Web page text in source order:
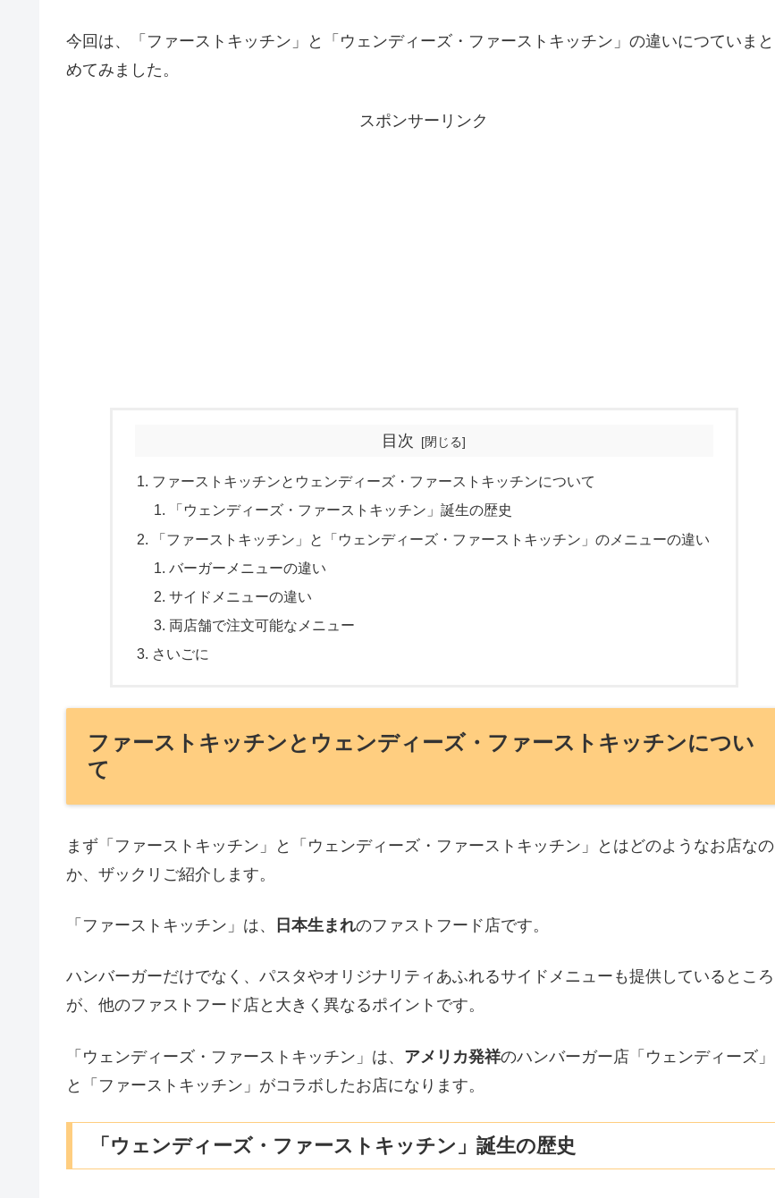
今回は、「ファーストキッチン」と「ウェンディーズ・ファーストキッチン」の違いにつていまと
めてみました。
スポンサーリンク
目次
ファーストキッチンとウェンディーズ・ファーストキッチンについて
「ウェンディーズ・ファーストキッチン」誕生の歴史
「ファーストキッチン」と「ウェンディーズ・ファーストキッチン」のメニューの違い
バーガーメニューの違い
サイドメニューの違い
両店舗で注文可能なメニュー
さいごに
ファーストキッチンとウェンディーズ・ファーストキッチンについ
て
まず「ファーストキッチン」と「ウェンディーズ・ファーストキッチン」とはどのようなお店なの
か、ザックリご紹介します。
「ファーストキッチン」は、 日本生まれのファストフード店です。
ハンバーガーだけでなく、パスタやオリジナリティあふれるサイドメニューも提供しているところ
が、他のファストフード店と大きく異なるポイントです。
「ウェンディーズ・ファーストキッチン」は、 アメリカ発祥のハンバーガー店「ウェンディーズ」
と「ファーストキッチン」がコラボしたお店になります。
「ウェンディーズ・ファーストキッチン」誕生の歴史